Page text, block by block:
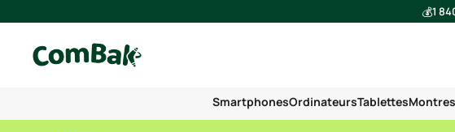
💰1
SmartphonesOrdinateursTablettes